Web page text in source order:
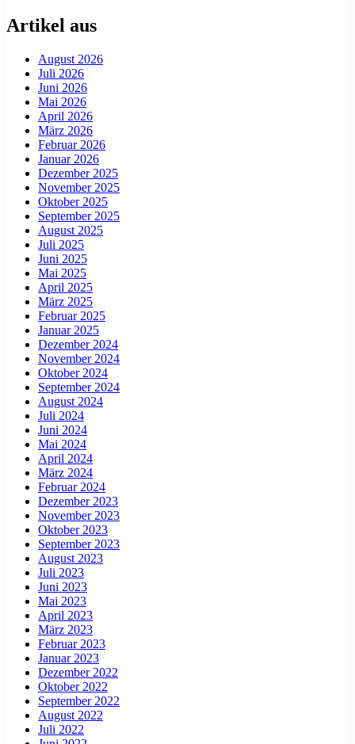
Artikel aus
August 2026
Juli 2026
Juni 2026
Mai 2026
April 2026
März 2026
Februar 2026
Januar 2026
Dezember 2025
November 2025
Oktober 2025
September 2025
August 2025
Juli 2025
Juni 2025
Mai 2025
April 2025
März 2025
Februar 2025
Januar 2025
Dezember 2024
November 2024
Oktober 2024
September 2024
August 2024
Juli 2024
Juni 2024
Mai 2024
April 2024
März 2024
Februar 2024
Dezember 2023
November 2023
Oktober 2023
September 2023
August 2023
Juli 2023
Juni 2023
Mai 2023
April 2023
März 2023
Februar 2023
Januar 2023
Dezember 2022
Oktober 2022
September 2022
August 2022
Juli 2022